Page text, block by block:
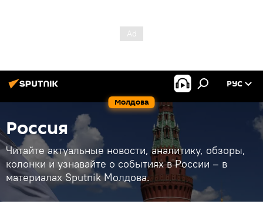
Молдова
РУС
Россия
Читайте актуальные новости, аналитику, обзоры,
колонки и узнавайте о событиях в России – в
материалах Sputnik Молдова.